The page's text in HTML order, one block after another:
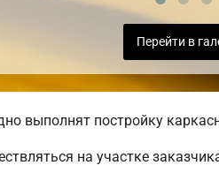
Перейти в
выполнят постройку
на участке